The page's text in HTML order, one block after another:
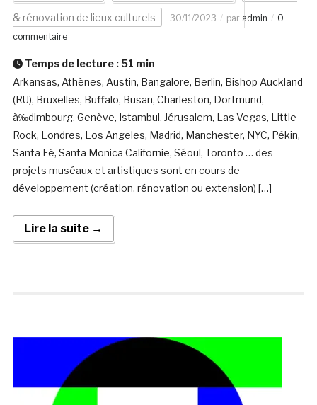
& rénovation de lieux culturels 30/11/2023 par admin
0
commentaire
Temps de lecture : 51 min
Arkansas, Athènes, Austin, Bangalore, Berlin, Bishop Auckland
(RU), Bruxelles, Buffalo, Busan, Charleston, Dortmund,
à‰dimbourg, Genève, Istambul, Jérusalem, Las Vegas, Little
Rock, Londres, Los Angeles, Madrid, Manchester, NYC, Pékin,
Santa Fé, Santa Monica Californie, Séoul, Toronto … des
projets muséaux et artistiques sont en cours de
développement (création, rénovation ou extension) […]
Lire la suite →